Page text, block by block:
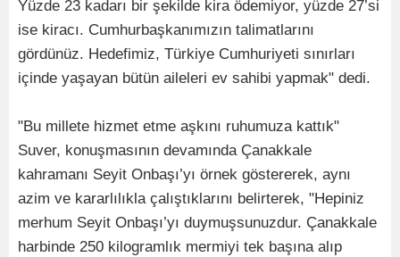
Yüzde 23 kadarı bir şekilde kira ödemiyor, yüzde 27’si
ise kiracı. Cumhurbaşkanımızın talimatlarını
gördünüz. Hedefimiz, Türkiye Cumhuriyeti sınırları
içinde yaşayan bütün aileleri ev sahibi yapmak" dedi.
"Bu millete hizmet etme aşkını ruhumuza kattık"
Suver, konuşmasının devamında Çanakkale
kahramanı Seyit Onbaşı’yı örnek göstererek, aynı
azim ve kararlılıkla çalıştıklarını belirterek, "Hepiniz
merhum Seyit Onbaşı’yı duymuşsunuzdur. Çanakkale
harbinde 250 kilogramlık mermiyi tek başına alıp